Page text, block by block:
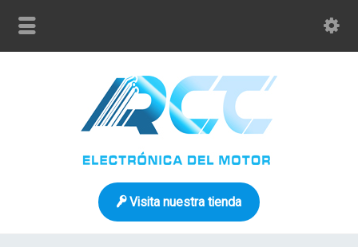
Visita nuestra tienda